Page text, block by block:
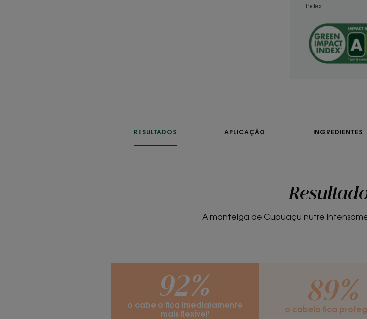
Index
RESULTADOS APLICAÇÃO INGREDIENTES
A manteiga de Cupuaçu nutre
92%
o cabelo fica imediatamente
mais flexível¹
89%
o cabelo fica